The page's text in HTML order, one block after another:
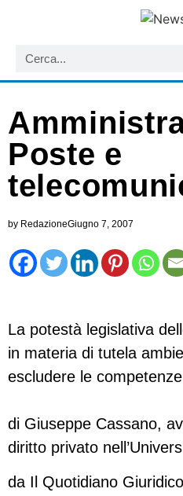
Poste e
by RedazioneGiugno 7, 2007
La potestà legislativa
in materia di tutela
escludere le
di Giuseppe Cassano,
diritto privato
da Il Quotidiano